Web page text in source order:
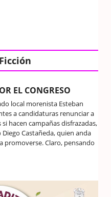
EL CONGRESO
local morenista Esteban
a candidaturas renunciar a
hacen campañas disfrazadas,
Castañeda, quien anda
promoverse. Claro, pensando